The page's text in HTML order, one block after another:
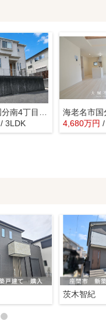
/ 3LDK 4,680万円
茨木智紀